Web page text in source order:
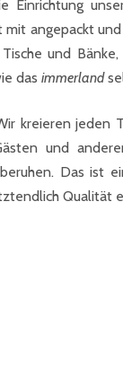
Einrichtung
angepackt
und Bänke,
dasimmerland
kreieren jeden
und
Das ist
Qualität